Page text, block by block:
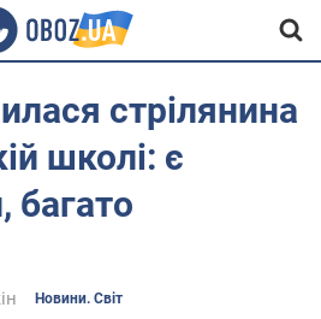
стрілянина
школі: є
багато
Новини. Світ